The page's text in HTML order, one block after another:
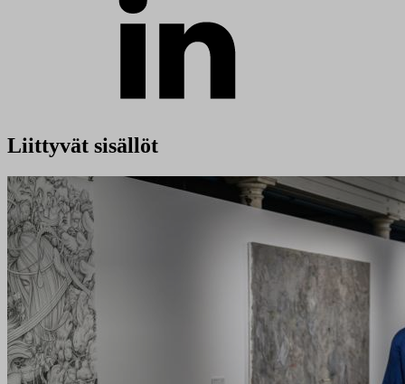
Liittyvät sisällöt